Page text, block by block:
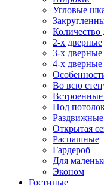
Угловые
Количество
2-х дверные
3-х дверные
4-х дверные
Во всю
Под
Открытая
Распашные
Гардероб
Для
Эконом
Гостиные